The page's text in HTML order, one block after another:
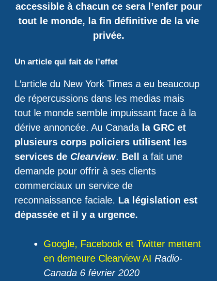
accessible à chacun ce sera l’enfer pour
tout le monde, la fin définitive de la vie
privée.
Un article qui fait de l’effet
L’article du New York Times a eu beaucoup
de répercussions dans les medias mais
tout le monde semble impuissant face à la
dérive annoncée. Au Canada la GRC et
plusieurs corps policiers utilisent les
services de Clearview. Bell a fait une
demande pour offrir à ses clients
commerciaux un service de
reconnaissance faciale. La législation est
dépassée et il y a urgence.
Google, Facebook et Twitter mettent
en demeure Clearview AI Radio-
Canada 6 février 2020